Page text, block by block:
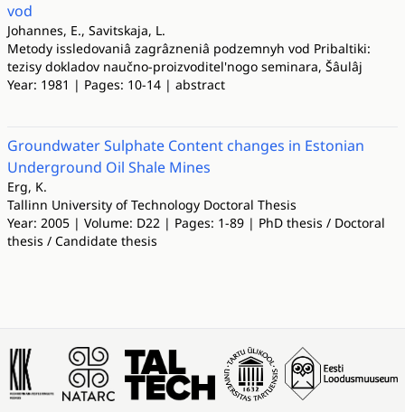
vod
Johannes, E., Savitskaja, L.
Metody issledovaniâ zagrâzneniâ podzemnyh vod Pribaltiki:
tezisy dokladov naučno-proizvoditel'nogo seminara, Šâulâj
Year: 1981 | Pages: 10-14 | abstract
Groundwater Sulphate Content changes in Estonian
Underground Oil Shale Mines
Erg, K.
Tallinn University of Technology Doctoral Thesis
Year: 2005 | Volume: D22 | Pages: 1-89 | PhD thesis / Doctoral
thesis / Candidate thesis